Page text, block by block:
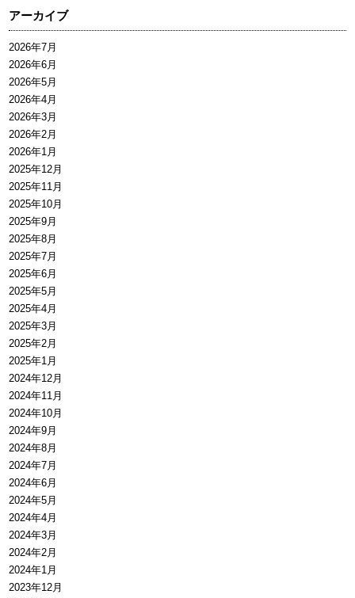
アーカイブ
2026年7月
2026年6月
2026年5月
2026年4月
2026年3月
2026年2月
2026年1月
2025年12月
2025年11月
2025年10月
2025年9月
2025年8月
2025年7月
2025年6月
2025年5月
2025年4月
2025年3月
2025年2月
2025年1月
2024年12月
2024年11月
2024年10月
2024年9月
2024年8月
2024年7月
2024年6月
2024年5月
2024年4月
2024年3月
2024年2月
2024年1月
2023年12月